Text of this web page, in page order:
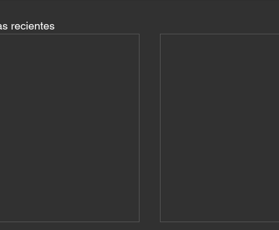
recientes